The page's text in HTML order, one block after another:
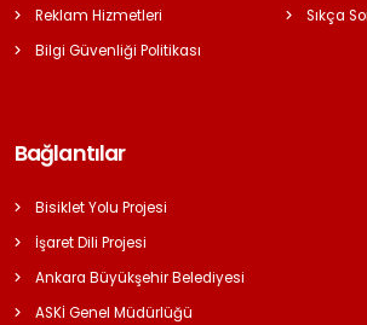
Reklam Hizmetleri
Bilgi Güvenliği Politikası
Sıkça
Bağlantılar
Bisiklet Yolu Projesi
İşaret Dili Projesi
Ankara Büyükşehir Belediyesi
ASKİ Genel Müdürlüğü